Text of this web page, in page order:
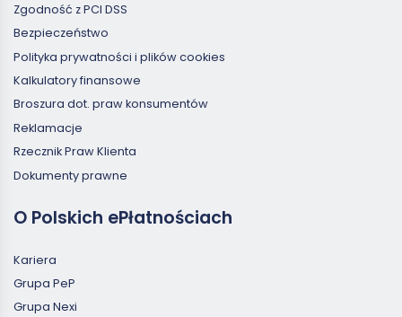
Zgodność z PCI DSS
Bezpieczeństwo
Polityka prywatności i plików cookies
Kalkulatory finansowe
Broszura dot. praw konsumentów
Reklamacje
Rzecznik Praw Klienta
Dokumenty prawne
O Polskich ePłatnościach
Kariera
Grupa PeP
Grupa Nexi